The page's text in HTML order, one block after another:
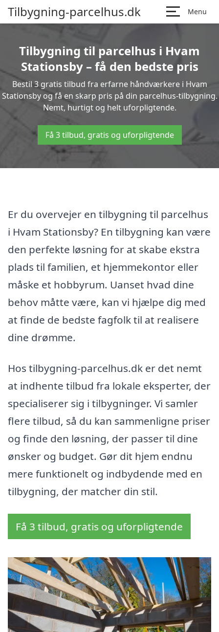
Tilbygning-parcelhus.dk Menu
Tilbygning til parcelhus i Hvam
Stationsby – få den bedste pris
Bestil 3 gratis tilbud fra erfarne håndværkere i Hvam
Stationsby og få en skarp pris på din parcelhus-tilbygning.
Nemt, hurtigt og helt uforpligtende.
Få 3 tilbud, gratis og uforpligtende
Er du overvejer en tilbygning til parcelhus
i Hvam Stationsby? En tilbygning kan være
den perfekte løsning for at skabe ekstra
plads til familien, et hjemmekontor eller
måske et hobbyrum. Uanset hvad dine
behov måtte være, kan vi hjælpe dig med
at finde de bedste fagfolk til at realisere
dine drømme.
Hos tilbygning-parcelhus.dk er det nemt
at indhente tilbud fra lokale eksperter, der
specialiserer sig i tilbygninger. Vi samler
flere tilbud, så du kan sammenligne priser
og finde den løsning, der passer til dine
ønsker og budget. Gør dit hjem endnu
mere funktionelt og indbydende med en
tilbygning, der matcher din stil.
Få 3 tilbud, gratis og uforpligtende